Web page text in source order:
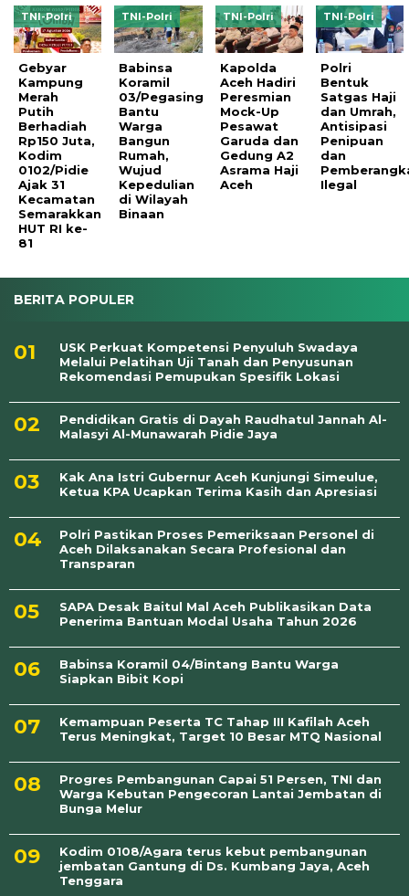
TNI-Polri
Gebyar
Kampung
Merah
Putih
Berhadiah
Rp150 Juta,
Kodim
0102/Pidie
Ajak 31
Kecamatan
Semarakkan
HUT RI ke-
81
TNI-Polri
Babinsa
Koramil
03/Pegasing
Bantu
Warga
Bangun
Rumah,
Wujud
Kepedulian
di Wilayah
Binaan
TNI-Polri
Kapolda
Aceh Hadiri
Peresmian
Mock-Up
Pesawat
Garuda dan
Gedung A2
Asrama Haji
Aceh
TNI-Polri
Polri
Bentuk
Satgas Haji
dan Umrah,
Antisipasi
Penipuan
dan
Ilegal
BERITA POPULER
USK Perkuat Kompetensi Penyuluh Swadaya
Melalui Pelatihan Uji Tanah dan Penyusunan
Rekomendasi Pemupukan Spesifik Lokasi
Pendidikan Gratis di Dayah Raudhatul Jannah Al-
Malasyi Al-Munawarah Pidie Jaya
Kak Ana Istri Gubernur Aceh Kunjungi Simeulue,
Ketua KPA Ucapkan Terima Kasih dan Apresiasi
Polri Pastikan Proses Pemeriksaan Personel di
Aceh Dilaksanakan Secara Profesional dan
Transparan
SAPA Desak Baitul Mal Aceh Publikasikan Data
Penerima Bantuan Modal Usaha Tahun 2026
Babinsa Koramil 04/Bintang Bantu Warga
Siapkan Bibit Kopi
Kemampuan Peserta TC Tahap III Kafilah Aceh
Terus Meningkat, Target 10 Besar MTQ Nasional
Progres Pembangunan Capai 51 Persen, TNI dan
Warga Kebutan Pengecoran Lantai Jembatan di
Bunga Melur
Kodim 0108/Agara terus kebut pembangunan
jembatan Gantung di Ds. Kumbang Jaya, Aceh
Tenggara